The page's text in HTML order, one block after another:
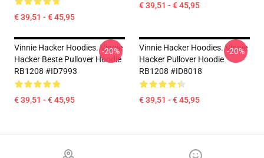
€ 39,51 - € 45,95
€ 39,51 - € 45,95
Vinnie Hacker Hoodies. Vinnie
Hacker Beste Pullover Hoodie
RB1208 #ID7993
€ 39,51 - € 45,95
-20%
Vinnie Hacker Hoodies. Vinnie
Hacker Pullover Hoodie
RB1208 #ID8018
€ 39,51 - € 45,95
-20%